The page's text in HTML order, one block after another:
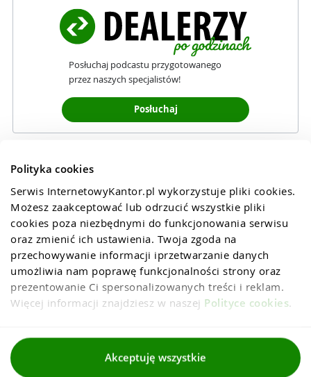
Polityka cookies
Serwis InternetowyKantor.pl wykorzystuje pliki cookies.
Możesz zaakceptować lub odrzucić wszystkie pliki
cookies poza niezbędnymi do funkcjonowania serwisu
oraz zmienić ich ustawienia. Twoja zgoda na
przechowywanie informacji iprzetwarzanie danych
umożliwia nam poprawę funkcjonalności strony oraz
prezentowanie Ci spersonalizowanych treści i reklam.
Więcej informacji znajdziesz w naszej Polityce cookies.
Akceptuję wszystkie
Posłuchaj podcastu przygotowanego
przez naszych specjalistów!
Posłuchaj
Regulaminy